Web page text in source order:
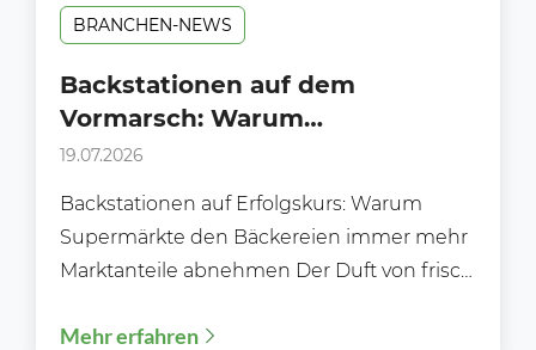
BRANCHEN-NEWS
Backstationen auf dem
Vormarsch: Warum
Supermärkte klassischen
Marktanteile abnehmen
19.07.2026
Backstationen auf Erfolgskurs: Warum
Supermärkte den Bäckereien immer mehr
Marktanteile abnehmen Der Duft von frisch
mehr ausschließlich...
Mehr erfahren